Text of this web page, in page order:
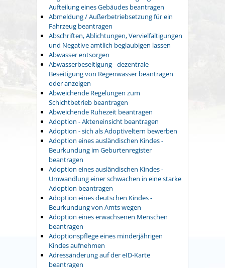
Aufteilung eines Gebäudes beantragen
Abmeldung / Außerbetriebsetzung für ein
Fahrzeug beantragen
Abschriften, Ablichtungen, Vervielfältigungen
und Negative amtlich beglaubigen lassen
Abwasser entsorgen
Abwasserbeseitigung - dezentrale
Beseitigung von Regenwasser beantragen
oder anzeigen
Abweichende Regelungen zum
Schichtbetrieb beantragen
Abweichende Ruhezeit beantragen
Adoption - Akteneinsicht beantragen
Adoption - sich als Adoptiveltern bewerben
Adoption eines ausländischen Kindes -
Beurkundung im Geburtenregister
beantragen
Adoption eines ausländischen Kindes -
Umwandlung einer schwachen in eine starke
Adoption beantragen
Adoption eines deutschen Kindes -
Beurkundung von Amts wegen
Adoption eines erwachsenen Menschen
beantragen
Adoptionspflege eines minderjährigen
Kindes aufnehmen
Adressänderung auf der eID-Karte
beantragen